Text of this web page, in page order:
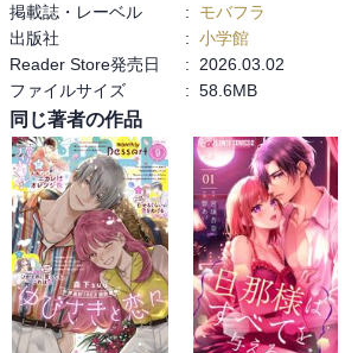
掲載誌・レーベル
:
モバフラ
出版社
: 小学館
Reader Store発売日
:
2026.03.02
ファイルサイズ
: 58.6MB
同じ著者の作品